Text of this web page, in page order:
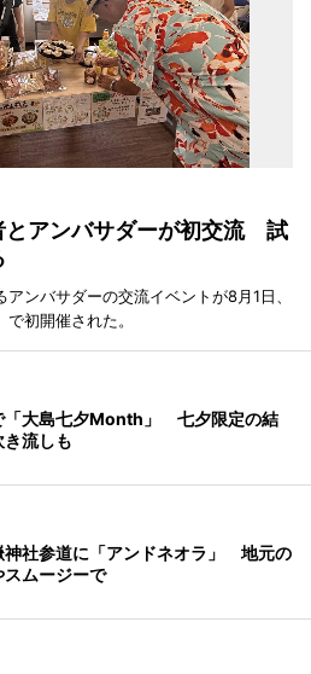
とアンバサダーが初交流 試
ンバサダーの交流イベントが8月1日、
初開催された。
「大島七夕Month」 七夕限定の結
き流しも
神社参道に「アンドネオラ」 地元の
ムージーで